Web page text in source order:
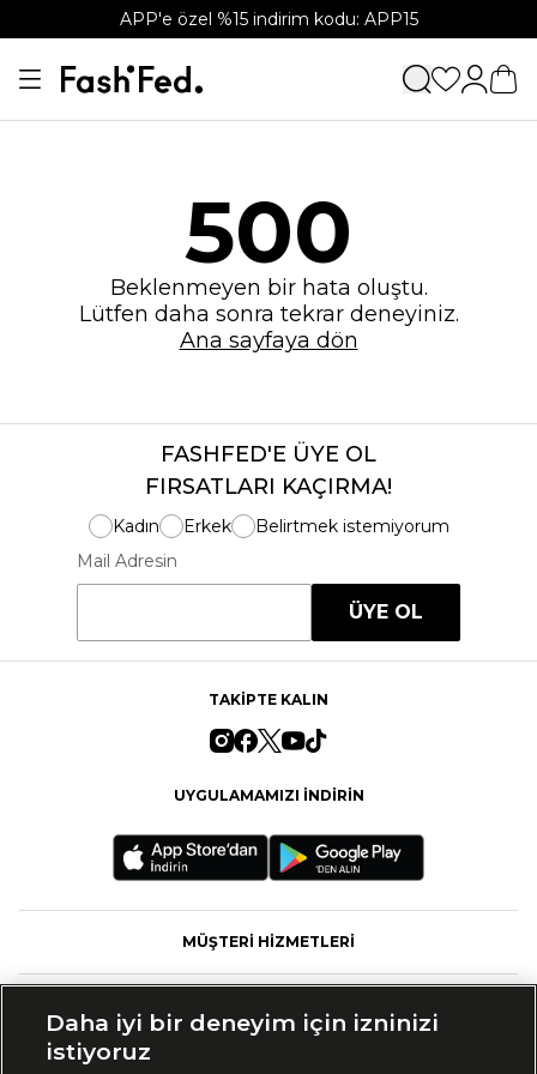
APP'e özel %15 indirim kodu: APP15
500
Beklenmeyen bir hata oluştu.
Lütfen daha sonra tekrar deneyiniz.
Ana sayfaya dön
FASHFED'E ÜYE OL
FIRSATLARI KAÇIRMA!
Kadın Erkek
Belirtmek istemiyorum
Mail Adresin
ÜYE OL
TAKİPTE KALIN
UYGULAMAMIZI İNDİRİN
MÜŞTERİ HİZMETLERİ
Daha iyi bir deneyim için izninizi
istiyoruz